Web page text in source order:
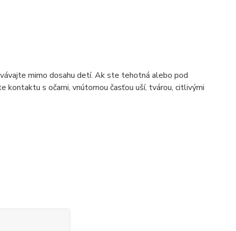
mimo dosahu detí. Ak ste tehotná alebo pod
kontaktu s očami, vnútornou časťou uší, tvárou, citlivými